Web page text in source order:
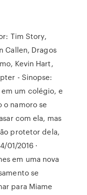
Tim Story,
Callen, Dragos
Kevin Hart,
- Sinopse:
um colégio, e
o namoro se
com ela, mas
protetor dela,
01/2016 ·
em uma nova
se
para Miame